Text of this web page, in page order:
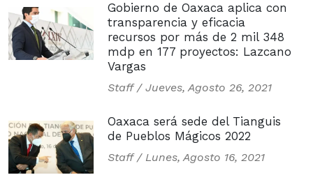
Gobierno de Oaxaca aplica con
transparencia y eficacia
recursos por más de 2 mil 348
mdp en 177 proyectos: Lazcano
Vargas
Staff / Jueves, Agosto 26, 2021
Oaxaca será sede del Tianguis
de Pueblos Mágicos 2022
Staff / Lunes, Agosto 16, 2021